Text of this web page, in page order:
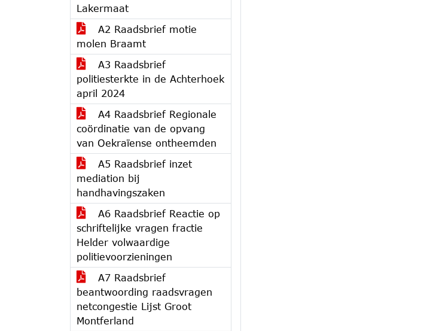
Lakermaat
A2 Raadsbrief motie
molen Braamt
A3 Raadsbrief
politiesterkte in de Achterhoek
april 2024
A4 Raadsbrief Regionale
coördinatie van de opvang
van Oekraïense ontheemden
A5 Raadsbrief inzet
mediation bij
handhavingszaken
A6 Raadsbrief Reactie op
schriftelijke vragen fractie
Helder volwaardige
politievoorzieningen
A7 Raadsbrief
beantwoording raadsvragen
netcongestie Lijst Groot
Montferland